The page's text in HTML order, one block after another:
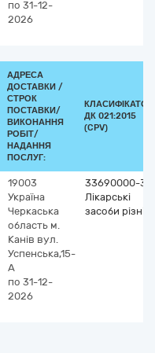
по 31-12-
2026
АДРЕСА
ДОСТАВКИ /
СТРОК
ПОСТАВКИ/
ВИКОНАННЯ
РОБІТ/
НАДАННЯ
ПОСЛУГ:
КЛАСИФІКАТОР
ДК 021:2015
(CPV)
19003
Україна
Черкаська
область м.
Канів вул.
Успенська,15-
А
по 31-12-
2026
33690000-3
Лікарські
засоби різні